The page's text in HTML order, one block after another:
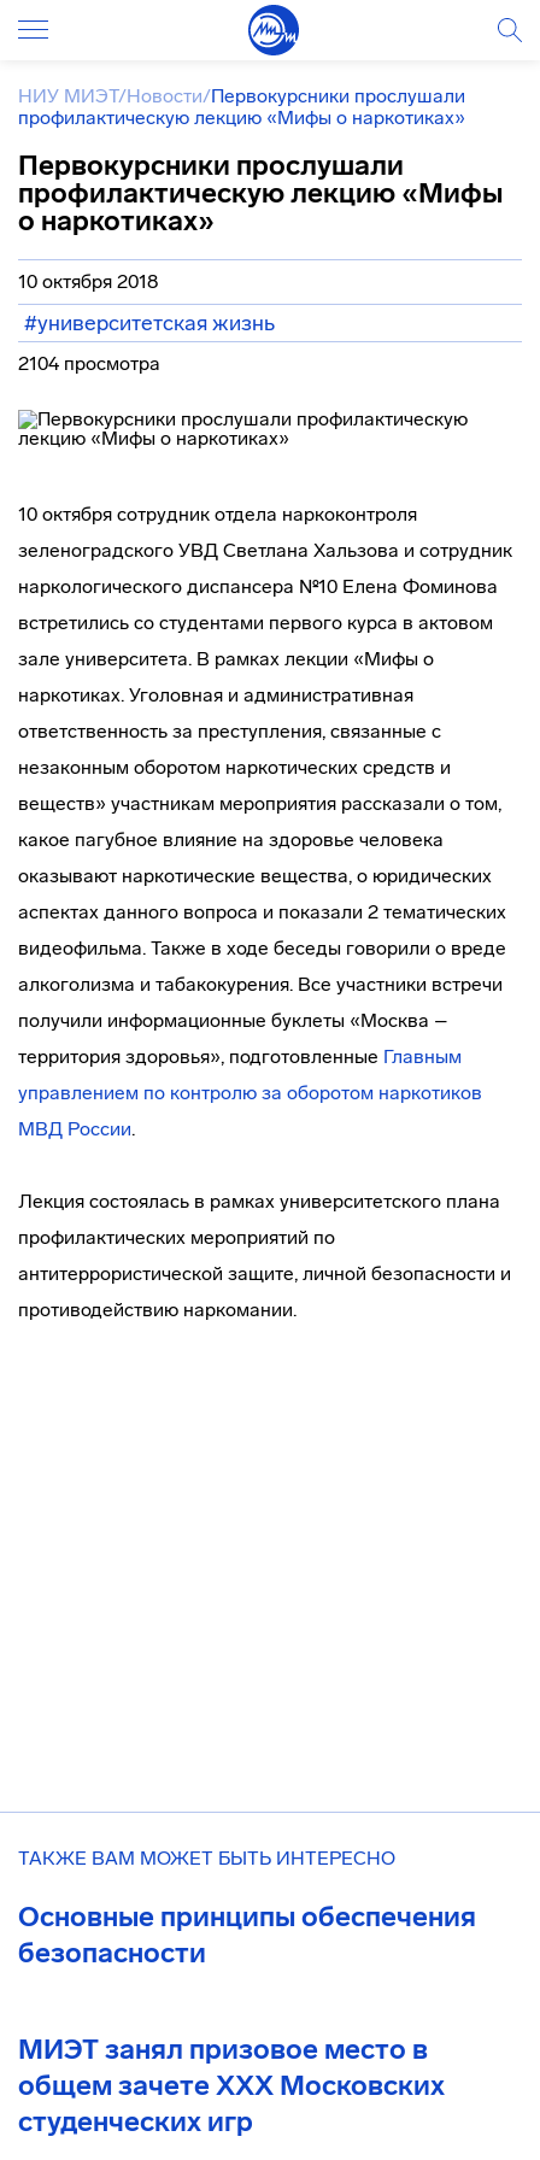
НИУ МИЭТ/Новости/Первокурсники прослушали
профилактическую лекцию «Мифы о наркотиках»
Первокурсники прослушали
профилактическую лекцию «Мифы
о наркотиках»
10 октября 2018
#университетская жизнь
2104 просмотра
10 октября сотрудник отдела наркоконтроля
зеленоградского УВД Светлана Хальзова и сотрудник
наркологического диспансера №10 Елена Фоминова
встретились со студентами первого курса в актовом
зале университета. В рамках лекции «Мифы о
наркотиках. Уголовная и административная
ответственность за преступления, связанные с
незаконным оборотом наркотических средств и
веществ» участникам мероприятия рассказали о том,
какое пагубное влияние на здоровье человека
оказывают наркотические вещества, о юридических
аспектах данного вопроса и показали 2 тематических
видеофильма. Также в ходе беседы говорили о вреде
алкоголизма и табакокурения. Все участники встречи
получили информационные буклеты «Москва –
территория здоровья», подготовленные Главным
управлением по контролю за оборотом наркотиков
МВД России.
Лекция состоялась в рамках университетского плана
профилактических мероприятий по
антитеррористической защите, личной безопасности и
противодействию наркомании.
ТАКЖЕ ВАМ МОЖЕТ БЫТЬ ИНТЕРЕСНО
Основные принципы обеспечения
безопасности
МИЭТ занял призовое место в
общем зачете XXX Московских
студенческих игр